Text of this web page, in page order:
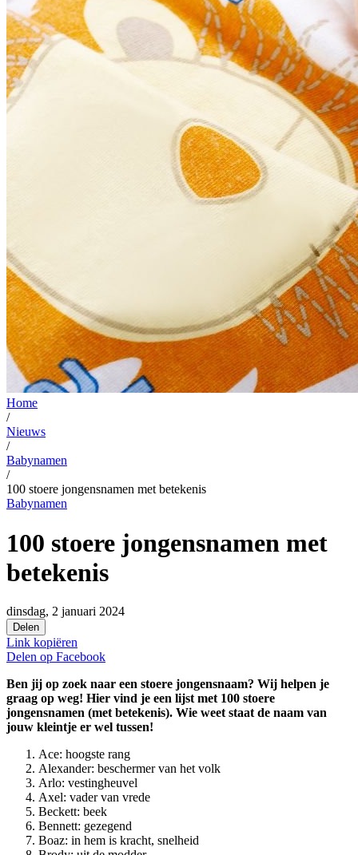
Home
/
Nieuws
/
Babynamen
/
100 stoere jongensnamen met betekenis
Babynamen
100 stoere jongensnamen met
betekenis
dinsdag, 2 januari 2024
Delen
Link kopiëren
Delen op Facebook
Ben jij op zoek naar een stoere jongensnaam? Wij helpen je
graag op weg! Hier vind je een lijst met 100 stoere
jongensnamen (met betekenis). Wie weet staat de naam van
jouw kleintje er wel tussen!
Ace: hoogste rang
Alexander: beschermer van het volk
Arlo: vestingheuvel
Axel: vader van vrede
Beckett: beek
Bennett: gezegend
Boaz: in hem is kracht, snelheid